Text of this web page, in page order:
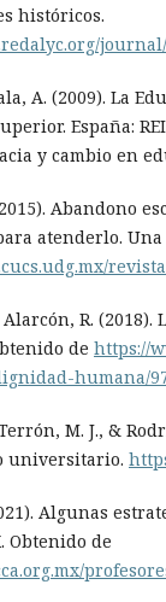
históricos.
journal/
A. (2009). La
España:
y cambio en
Abandono
atenderlo.
R.
de https://
humana/
M. J., &
universitario.
Algunas
Obtenido de